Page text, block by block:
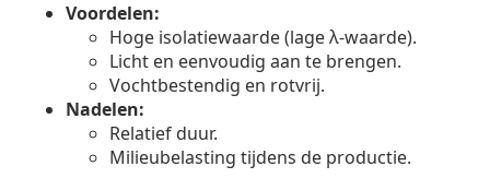
Voordelen:
Hoge isolatiewaarde (lage λ-waarde).
Licht en eenvoudig aan te brengen.
Vochtbestendig en rotvrij.
Nadelen:
Relatief duur.
Milieubelasting tijdens de productie.